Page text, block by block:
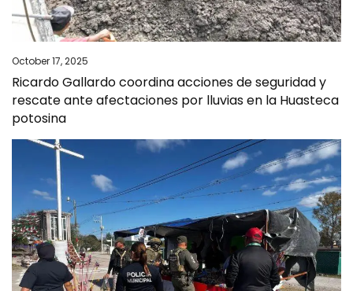
October 17, 2025
Ricardo Gallardo coordina acciones de seguridad y
rescate ante afectaciones por lluvias en la Huasteca
potosina